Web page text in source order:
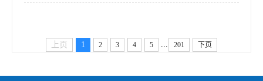
上页 1 2 3 4 5 ... 201 下页